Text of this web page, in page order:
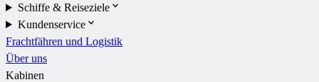
Schiffe & Reiseziele
Kundenservice
Frachtfähren und Logistik
Über uns
Kabinen